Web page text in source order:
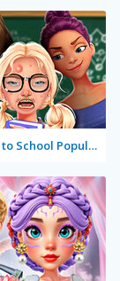
From Nerd to School Popular